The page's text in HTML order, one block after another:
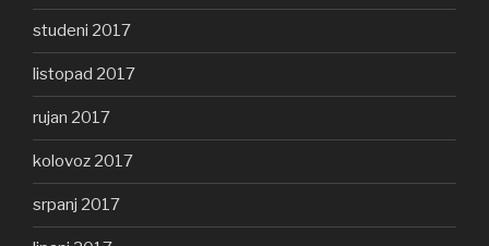
studeni 2017
listopad 2017
rujan 2017
kolovoz 2017
srpanj 2017